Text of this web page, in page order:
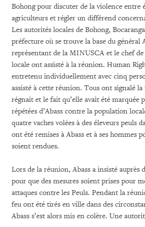
Bohong pour discuter de la violence entre
agriculteurs et régler un différend
Les autorités locales de Bohong,
préfecture où se trouve la base du général
représentant de la MINUSCA et le chef
locale ont assisté à la réunion. Human
entretenu individuellement avec cinq
assisté à cette réunion. Tous ont signalé
régnait et le fait qu’elle avait été marquée
répétées d’Abass contre la population
quatre vaches volées à des éleveurs peuls
ont été remises à Abass et à ses hommes
soient rendues.
Lors de la réunion, Abass a insisté auprès
pour que des mesures soient prises pour
attaques contre les Peuls. Pendant la
feu ont été tirés en ville dans des
Abass s’est alors mis en colère. Une